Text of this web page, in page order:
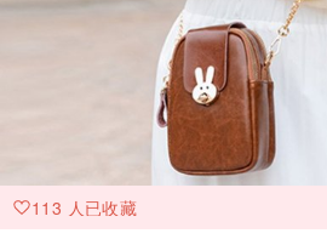
113 人已收藏